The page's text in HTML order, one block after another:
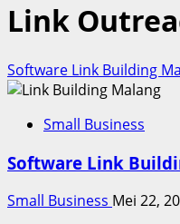
Link
Software Link Building
Small Business
Software Link
Small Business Mei 22,